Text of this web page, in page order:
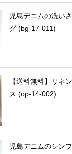
児島デニムの洗い
グ (bg-17-011)
【送料無料】リネ
ス (op-14-002)
児島デニムのシン